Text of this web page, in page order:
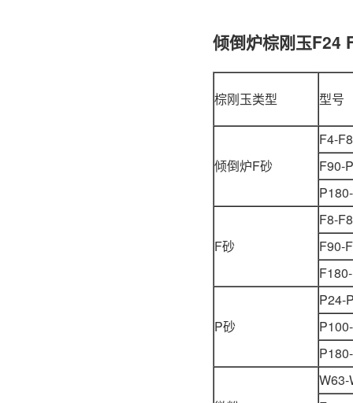
倾倒炉棕刚玉F24
棕刚玉类型 型号
倾倒炉F砂
F4-
F90-
F砂
F8-
F90-
P砂
P24-
W63-